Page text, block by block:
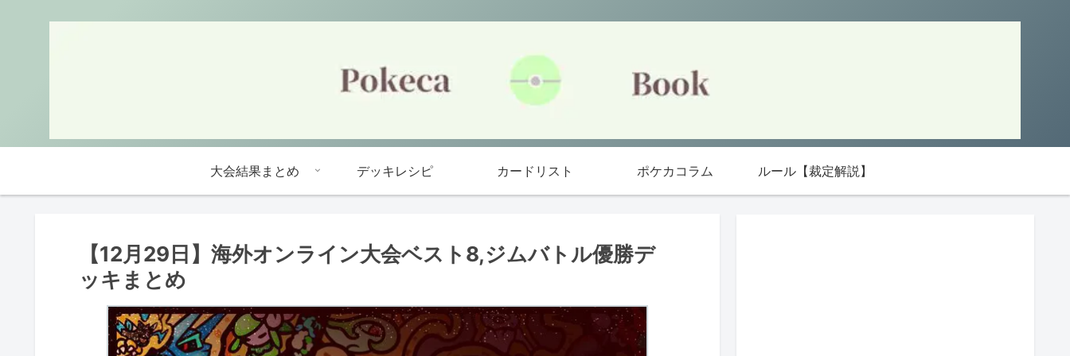
大会結果まとめ デッキレシピ カードリスト ポケカコラム ルール【裁定解説】
【12月29日】海外オンライン大会ベスト8,ジムバトル優勝デ
ッキまとめ